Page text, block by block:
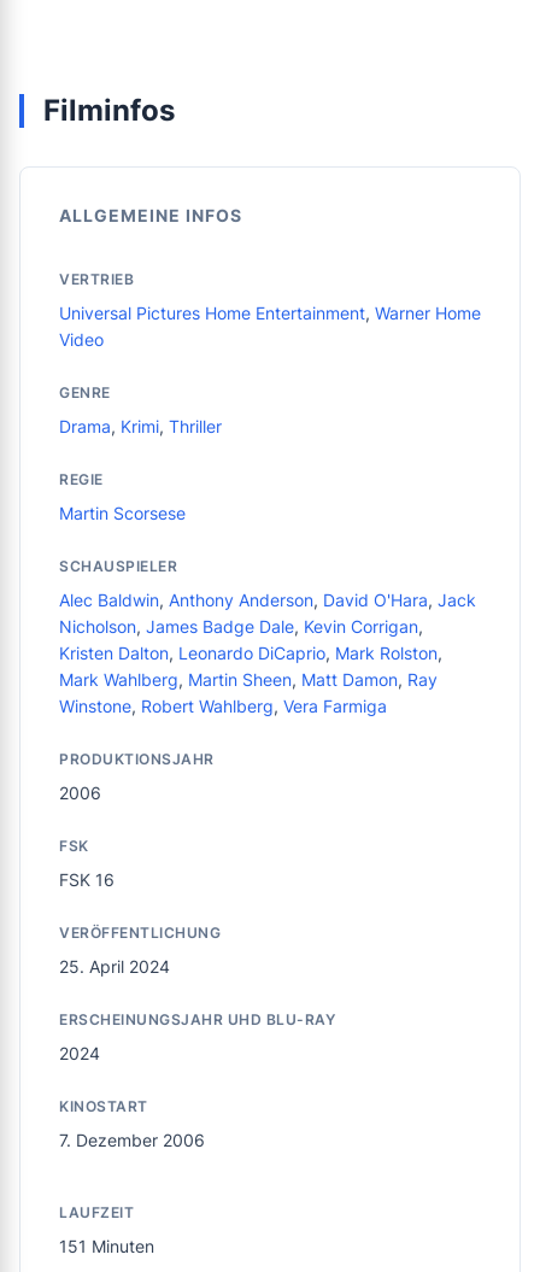
Filminfos
ALLGEMEINE INFOS
VERTRIEB
Universal Pictures Home Entertainment, Warner Home
Video
GENRE
Drama, Krimi, Thriller
REGIE
Martin Scorsese
SCHAUSPIELER
Alec Baldwin, Anthony Anderson, David O'Hara, Jack
Nicholson, James Badge Dale, Kevin Corrigan,
Kristen Dalton, Leonardo DiCaprio, Mark Rolston,
Mark Wahlberg, Martin Sheen, Matt Damon, Ray
Winstone, Robert Wahlberg, Vera Farmiga
PRODUKTIONSJAHR
2006
FSK
FSK 16
VERÖFFENTLICHUNG
25. April 2024
ERSCHEINUNGSJAHR UHD BLU-RAY
2024
KINOSTART
7. Dezember 2006
LAUFZEIT
151 Minuten